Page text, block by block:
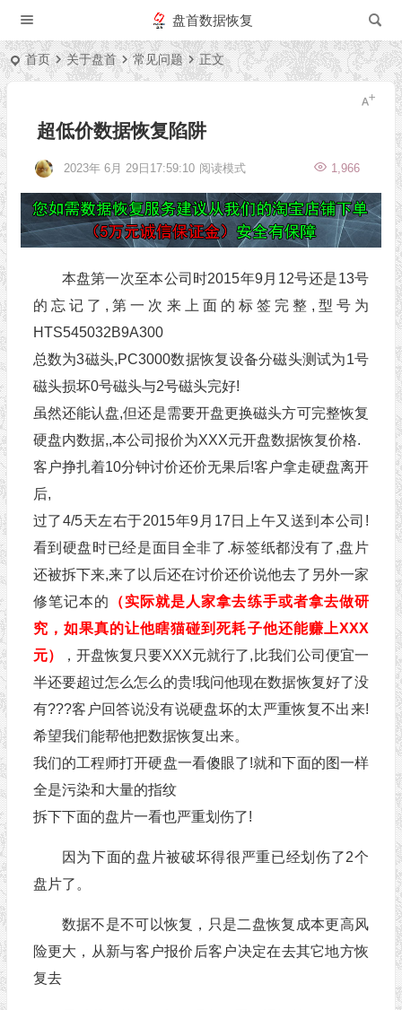
盘首数据恢复
首页 关于盘首 常见问题 正文
超低价数据恢复陷阱
2023年 6月 29日17:59:10 1,966
阅读模式
本盘第一次至本公司时2015年9月12号还是13号
的忘记了,第一次来上面的标签完整,型号为
HTS545032B9A300
总数为3磁头,PC3000数据恢复设备分磁头测试为1号
磁头损坏0号磁头与2号磁头完好!
虽然还能认盘,但还是需要开盘更换磁头方可完整恢复
硬盘内数据,,本公司报价为XXX元开盘数据恢复价格.
客户挣扎着10分钟讨价还价无果后!客户拿走硬盘离开
后,
过了4/5天左右于2015年9月17日上午又送到本公司!
看到硬盘时已经是面目全非了.标签纸都没有了,盘片
还被拆下来,来了以后还在讨价还价说他去了另外一家
修笔记本的
（实际就是人家拿去练手或者拿去做研
究，如果真的让他瞎猫碰到死耗子他还能赚上XXX
元）
，开盘恢复只要XXX元就行了,比我们公司便宜一
半还要超过怎么怎么的贵!我问他现在数据恢复好了没
有???客户回答说没有说硬盘坏的太严重恢复不出来!
希望我们能帮他把数据恢复出来。
我们的工程师打开硬盘一看傻眼了!就和下面的图一样
全是污染和大量的指纹
拆下下面的盘片一看也严重划伤了!
因为下面的盘片被破坏得很严重已经划伤了2个
盘片了。
数据不是不可以恢复，只是二盘恢复成本更高风
险更大，从新与客户报价后客户决定在去其它地方恢
复去